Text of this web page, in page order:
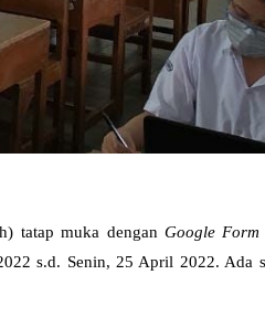
tatap muka denganGoogle Form
s.d. Senin, 25 April 2022. Ada